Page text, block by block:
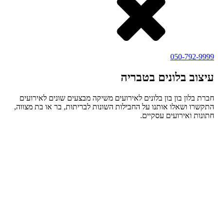
050-792-9999
עיצוב בלונים בטבריה
חברת בלון בון בון בלונים לאירועים משיקה מבצעים שונים לאירועים
התקשרו ושאלו אותנו על החבילות השונות לבריתות, בר או בת מצווה,
חתונות ואירועים עסקיים.